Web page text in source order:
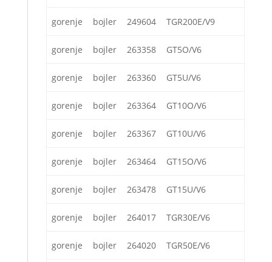
gorenje bojler 249604 TGR200E/V9
gorenje bojler 263358 GT5O/V6
gorenje bojler 263360 GT5U/V6
gorenje bojler 263364 GT10O/V6
gorenje bojler 263367 GT10U/V6
gorenje bojler 263464 GT15O/V6
gorenje bojler 263478 GT15U/V6
gorenje bojler 264017 TGR30E/V6
gorenje bojler 264020 TGR50E/V6